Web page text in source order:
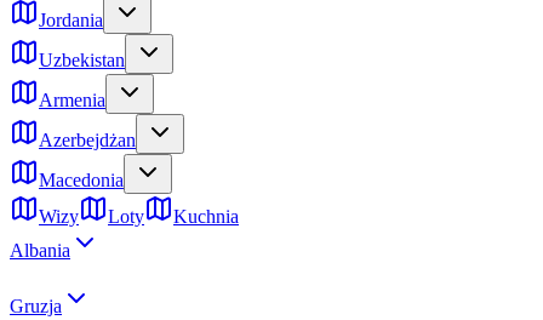
Jordania
Uzbekistan
Armenia
Azerbejdżan
Macedonia
Wizy
Loty
Kuchnia
Albania
Gruzja